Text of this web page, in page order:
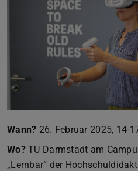
Wann? 26. Februar 2025, 14-
Wo?TU Darmstadt am
„Lernbar“ der